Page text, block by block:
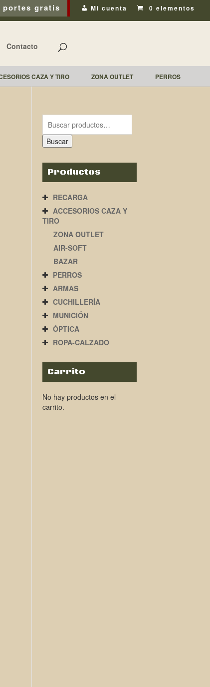
portes gratis Mi cuenta 0 elementos
Contacto
CAZA Y TIRO ZONA OUTLET PERROS
Buscar
Productos
RECARGA
ACCESORIOS CAZA Y
TIRO
ZONA OUTLET
AIR-SOFT
BAZAR
PERROS
ARMAS
CUCHILLERÍA
MUNICIÓN
ÓPTICA
ROPA-CALZADO
Carrito
No hay productos en el
carrito.